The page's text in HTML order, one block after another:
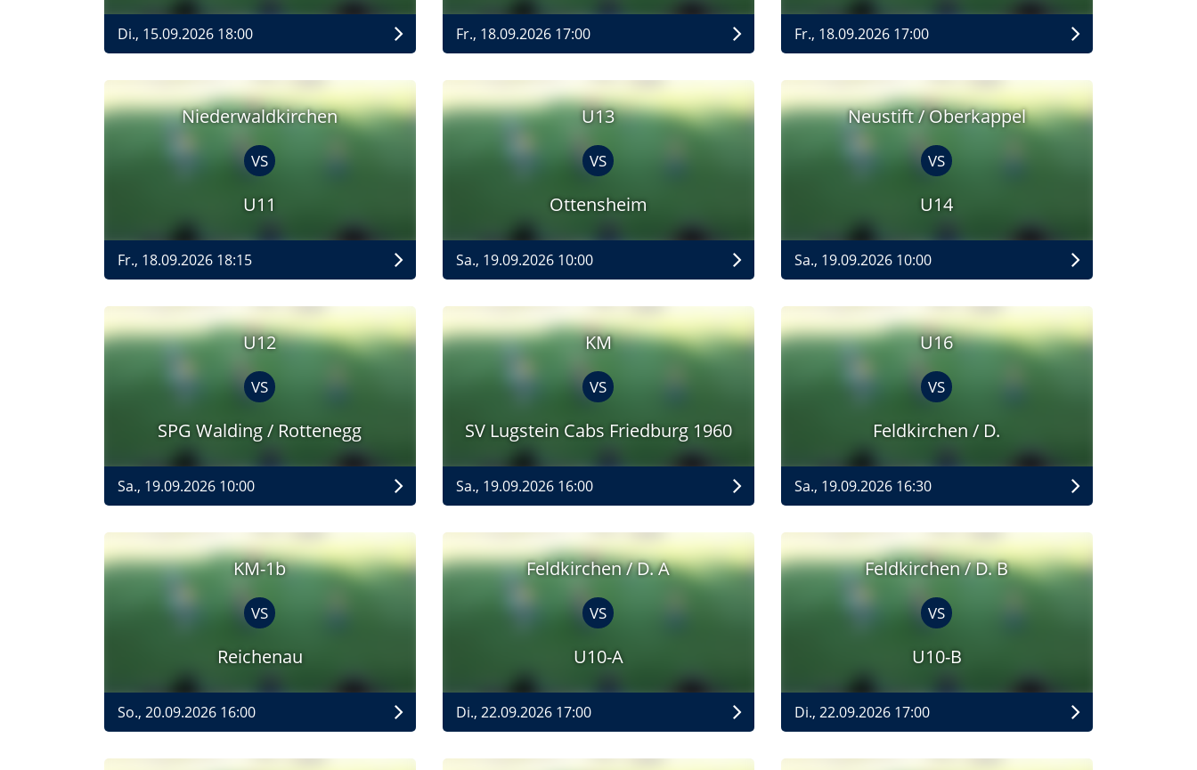
Di., 15.09.2026 18:00 Fr., 18.09.2026 17:00 Fr., 18.09.2026 17:00
Niederwaldkirchen
VS
U11
Fr., 18.09.2026 18:15
U13
VS
Ottensheim
Sa., 19.09.2026 10:00
Neustift / Oberkappel
VS
U14
Sa., 19.09.2026 10:00
U12
VS
SPG Walding / Rottenegg
Sa., 19.09.2026 10:00
KM
VS
SV Lugstein Cabs Friedburg 1960
Sa., 19.09.2026 16:00
U16
VS
Feldkirchen / D.
Sa., 19.09.2026 16:30
KM-1b
VS
Reichenau
So., 20.09.2026 16:00
Feldkirchen / D. A
VS
U10-A
Di., 22.09.2026 17:00
Feldkirchen / D. B
VS
U10-B
Di., 22.09.2026 17:00